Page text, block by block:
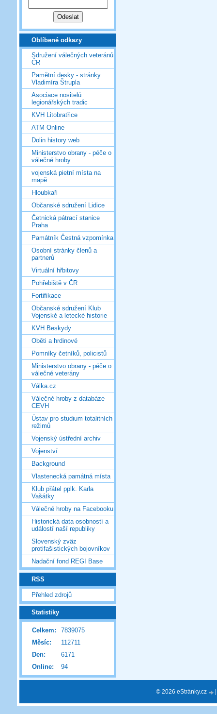
Oblíbené odkazy
Sdružení válečných veteránů
ČR
Pamětní desky - stránky
Vladimíra Štrupla
Asociace nositelů
legionářských tradic
KVH Litobratřice
ATM Online
Dolin history web
Ministerstvo obrany - péče o
válečné hroby
vojenská pietní místa na
mapě
Hloubkaři
Občanské sdružení Lidice
Četnická pátrací stanice
Praha
Památník Čestná vzpomínka
Osobní stránky členů a
partnerů
Virtuální hřbitovy
Pohřebiště v ČR
Fortifikace
Občanské sdružení Klub
Vojenské a letecké historie
KVH Beskydy
Oběti a hrdinové
Pomníky četníků, policistů
Ministerstvo obrany - péče o
válečné veterány
Válka.cz
Válečné hroby z databáze
CEVH
Ústav pro studium totalitních
režimů
Vojenský ústřední archiv
Vojenství
Background
Vlastenecká památná místa
Klub přátel pplk. Karla
Vašátky
Válečné hroby na Facebooku
Historická data osobností a
událostí naší republiky
Slovenský zväz
protifašistických bojovníkov
Nadační fond REGI Base
RSS
Přehled zdrojů
Statistiky
Online: 94
Celkem:
7839075
Měsíc:
112711
Den:
6171
© 2026 eStránky.cz